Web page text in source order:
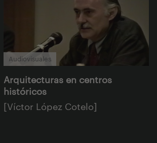
Audiovisuales
Arquitecturas en centros
históricos
[Víctor López Cotelo]